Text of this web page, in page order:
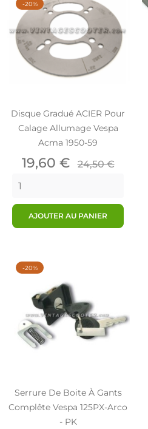
Disque Gradué ACIER Pour
Calage Allumage Vespa
Acma 1950-59
Prix
19,60 € Prix
24,50 €
AJOUTER AU PANIER
-20%
Serrure De Boite À Gants
Complête Vespa 125PX-Arco
- PK
-20%